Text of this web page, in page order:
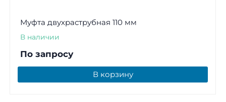
Муфта двухраструбная 110 мм
В наличии
По запросу
В корзину